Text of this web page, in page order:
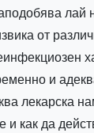
лай
от
и
лекарска
и как да